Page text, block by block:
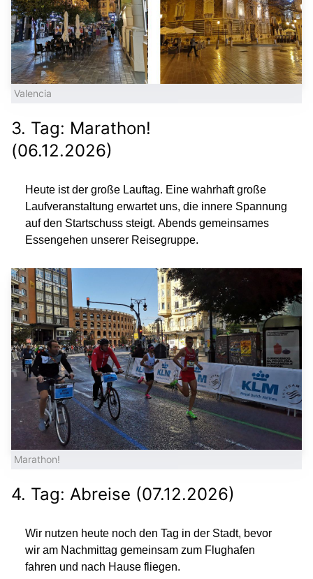
Valencia
3. Tag: Marathon!
(06.12.2026)
Heute ist der große Lauftag. Eine wahrhaft große
Laufveranstaltung erwartet uns, die innere Spannung
auf den Startschuss steigt. Abends gemeinsames
Essengehen unserer Reisegruppe.
Marathon!
4. Tag: Abreise (07.12.2026)
Wir nutzen heute noch den Tag in der Stadt, bevor
wir am Nachmittag gemeinsam zum Flughafen
fahren und nach Hause fliegen.